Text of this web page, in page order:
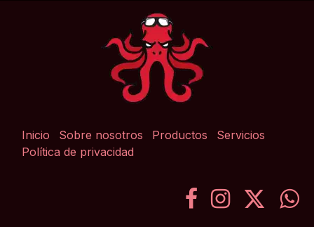
Inicio Sobre nosotros Productos
Servicios
Política de privacidad